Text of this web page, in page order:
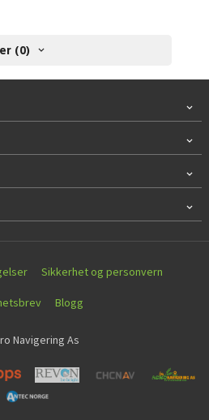
(0)
Sikkerhet og personvern
Blogg
Navigering As